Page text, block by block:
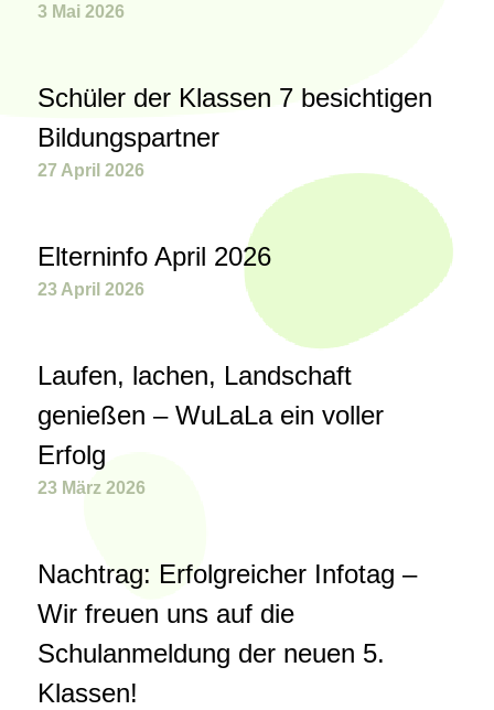
3 Mai 2026
Schüler der Klassen 7 besichtigen
Bildungspartner
27 April 2026
Elterninfo April 2026
23 April 2026
Laufen, lachen, Landschaft
genießen – WuLaLa ein voller
Erfolg
23 März 2026
Nachtrag: Erfolgreicher Infotag –
Wir freuen uns auf die
Schulanmeldung der neuen 5.
Klassen!